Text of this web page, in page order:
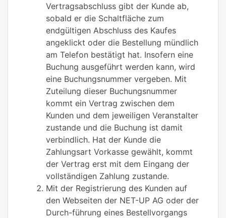
Vertragsabschluss gibt der Kunde ab,
sobald er die Schaltfläche zum
endgültigen Abschluss des Kaufes
angeklickt oder die Bestellung mündlich
am Telefon bestätigt hat. Insofern eine
Buchung ausgeführt werden kann, wird
eine Buchungsnummer vergeben. Mit
Zuteilung dieser Buchungsnummer
kommt ein Vertrag zwischen dem
Kunden und dem jeweiligen Veranstalter
zustande und die Buchung ist damit
verbindlich. Hat der Kunde die
Zahlungsart Vorkasse gewählt, kommt
der Vertrag erst mit dem Eingang der
vollständigen Zahlung zustande.
Mit der Registrierung des Kunden auf
den Webseiten der NET-UP AG oder der
Durch-führung eines Bestellvorgangs